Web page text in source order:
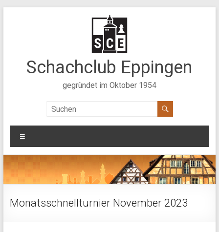
Schachclub Eppingen
gegründet im Oktober 1954
Monatsschnellturnier November 2023